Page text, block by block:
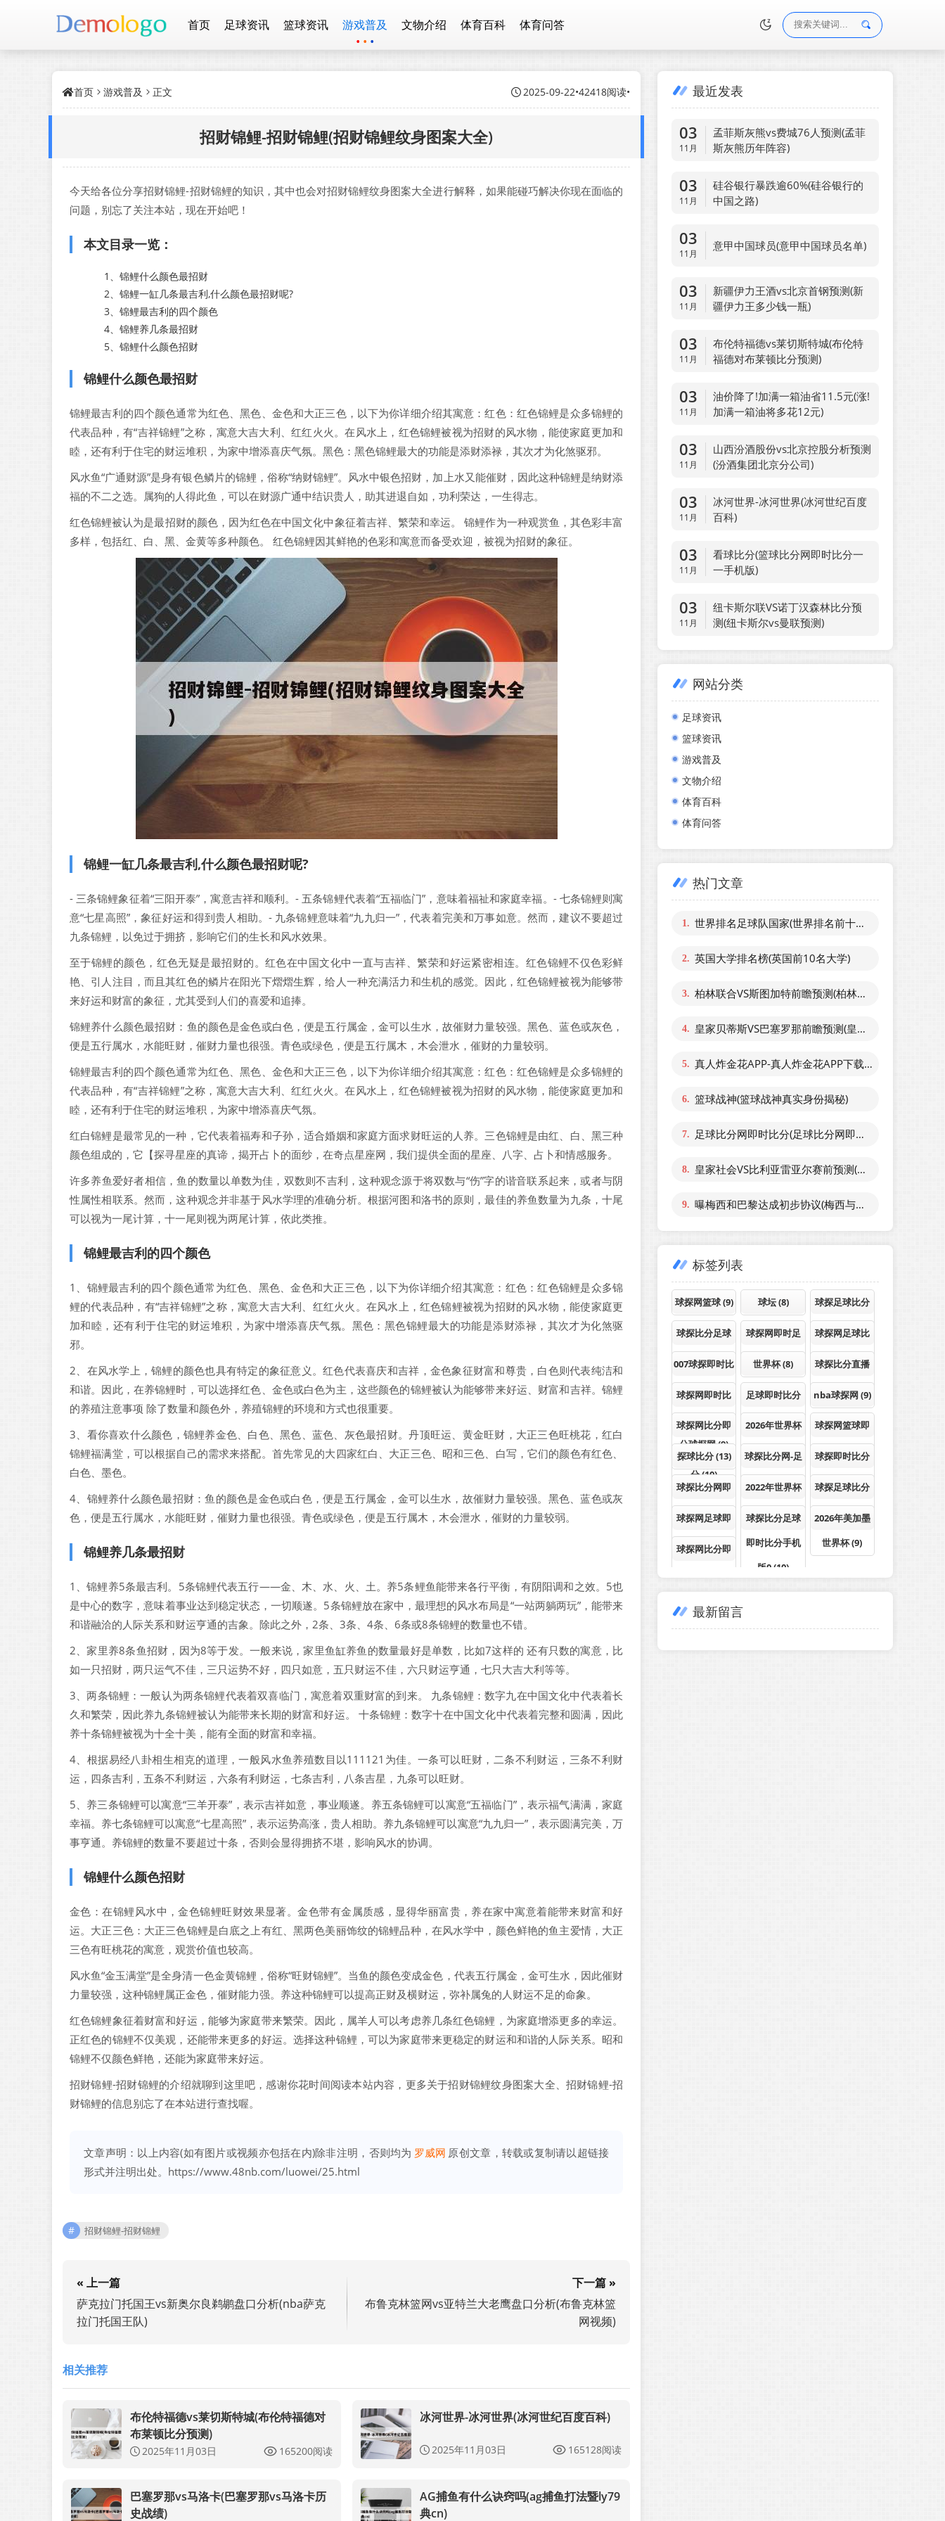
首页 足球资讯 篮球资讯 游戏普及 文物介绍 体育百科 体育问答
首页 游戏普及 正文 2025-09-22•42418阅读•
招财锦鲤-招财锦鲤(招财锦鲤纹身图案大全)
今天给各位分享招财锦鲤-招财锦鲤的知识，其中也会对招财锦鲤纹身图案大全进行解释，如果能碰巧解决你现在面临的
问题，别忘了关注本站，现在开始吧！
本文目录一览：
1、 锦鲤什么颜色最招财
2、 锦鲤一缸几条最吉利,什么颜色最招财呢?
3、 锦鲤最吉利的四个颜色
4、 锦鲤养几条最招财
5、 锦鲤什么颜色招财
锦鲤什么颜色最招财
锦鲤最吉利的四个颜色通常为红色、黑色、金色和大正三色，以下为你详细介绍其寓意：红色：红色锦鲤是众多锦鲤的
代表品种，有“吉祥锦鲤”之称，寓意大吉大利、红红火火。在风水上，红色锦鲤被视为招财的风水物，能使家庭更加和
睦，还有利于住宅的财运堆积，为家中增添喜庆气氛。黑色：黑色锦鲤最大的功能是添财添禄，其次才为化煞驱邪。
风水鱼“广通财源”是身有银色鳞片的锦鲤，俗称“纳财锦鲤”。风水中银色招财，加上水又能催财，因此这种锦鲤是纳财添
福的不二之选。属狗的人得此鱼，可以在财源广通中结识贵人，助其进退自如，功利荣达，一生得志。
红色锦鲤被认为是最招财的颜色，因为红色在中国文化中象征着吉祥、繁荣和幸运。 锦鲤作为一种观赏鱼，其色彩丰富
多样，包括红、白、黑、金黄等多种颜色。 红色锦鲤因其鲜艳的色彩和寓意而备受欢迎，被视为招财的象征。
锦鲤一缸几条最吉利,什么颜色最招财呢?
- 三条锦鲤象征着“三阳开泰”，寓意吉祥和顺利。- 五条锦鲤代表着“五福临门”，意味着福祉和家庭幸福。- 七条锦鲤则寓
意“七星高照”，象征好运和得到贵人相助。- 九条锦鲤意味着“九九归一”，代表着完美和万事如意。然而，建议不要超过
九条锦鲤，以免过于拥挤，影响它们的生长和风水效果。
至于锦鲤的颜色，红色无疑是最招财的。红色在中国文化中一直与吉祥、繁荣和好运紧密相连。红色锦鲤不仅色彩鲜
艳、引人注目，而且其红色的鳞片在阳光下熠熠生辉，给人一种充满活力和生机的感觉。因此，红色锦鲤被视为能够带
来好运和财富的象征，尤其受到人们的喜爱和追捧。
锦鲤养什么颜色最招财：鱼的颜色是金色或白色，便是五行属金，金可以生水，故催财力量较强。黑色、蓝色或灰色，
便是五行属水，水能旺财，催财力量也很强。青色或绿色，便是五行属木，木会泄水，催财的力量较弱。
锦鲤最吉利的四个颜色通常为红色、黑色、金色和大正三色，以下为你详细介绍其寓意：红色：红色锦鲤是众多锦鲤的
代表品种，有“吉祥锦鲤”之称，寓意大吉大利、红红火火。在风水上，红色锦鲤被视为招财的风水物，能使家庭更加和
睦，还有利于住宅的财运堆积，为家中增添喜庆气氛。
红白锦鲤是最常见的一种，它代表着福寿和子孙，适合婚姻和家庭方面求财旺运的人养。三色锦鲤是由红、白、黑三种
颜色组成的，它【探寻星座的真谛，揭开占卜的面纱，在奇点星座网，我们提供全面的星座、八字、占卜和情感服务。
许多养鱼爱好者相信，鱼的数量以单数为佳，双数则不吉利，这种观念源于将双数与“伤”字的谐音联系起来，或者与阴
性属性相联系。然而，这种观念并非基于风水学理的准确分析。根据河图和洛书的原则，最佳的养鱼数量为九条，十尾
可以视为一尾计算，十一尾则视为两尾计算，依此类推。
锦鲤最吉利的四个颜色
1、锦鲤最吉利的四个颜色通常为红色、黑色、金色和大正三色，以下为你详细介绍其寓意：红色：红色锦鲤是众多锦
鲤的代表品种，有“吉祥锦鲤”之称，寓意大吉大利、红红火火。在风水上，红色锦鲤被视为招财的风水物，能使家庭更
加和睦，还有利于住宅的财运堆积，为家中增添喜庆气氛。黑色：黑色锦鲤最大的功能是添财添禄，其次才为化煞驱
邪。
2、在风水学上，锦鲤的颜色也具有特定的象征意义。红色代表喜庆和吉祥，金色象征财富和尊贵，白色则代表纯洁和
和谐。因此，在养锦鲤时，可以选择红色、金色或白色为主，这些颜色的锦鲤被认为能够带来好运、财富和吉祥。锦鲤
的养殖注意事项 除了数量和颜色外，养殖锦鲤的环境和方式也很重要。
3、看你喜欢什么颜色，锦鲤养金色、白色、黑色、蓝色、灰色最招财。丹顶旺运、黄金旺财，大正三色旺桃花，红白
锦鲤福满堂，可以根据自己的需求来搭配。首先常见的大四家红白、大正三色、昭和三色、白写，它们的颜色有红色、
白色、墨色。
4、锦鲤养什么颜色最招财：鱼的颜色是金色或白色，便是五行属金，金可以生水，故催财力量较强。黑色、蓝色或灰
色，便是五行属水，水能旺财，催财力量也很强。青色或绿色，便是五行属木，木会泄水，催财的力量较弱。
锦鲤养几条最招财
1、锦鲤养5条最吉利。5条锦鲤代表五行——金、木、水、火、土。养5条鲤鱼能带来各行平衡，有阴阳调和之效。5也
是中心的数字，意味着事业达到稳定状态，一切顺遂。5条锦鲤放在家中，最理想的风水布局是“一站两躺两玩”，能带来
和谐融洽的人际关系和财运亨通的吉象。除此之外，2条、3条、4条、6条或8条锦鲤的数量也不错。
2、家里养8条鱼招财，因为8等于发。一般来说，家里鱼缸养鱼的数量最好是单数，比如7这样的 还有只数的寓意，比
如一只招财，两只运气不佳，三只运势不好，四只如意，五只财运不佳，六只财运亨通，七只大吉大利等等。
3、两条锦鲤：一般认为两条锦鲤代表着双喜临门，寓意着双重财富的到来。 九条锦鲤：数字九在中国文化中代表着长
久和繁荣，因此养九条锦鲤被认为能带来长期的财富和好运。 十条锦鲤：数字十在中国文化中代表着完整和圆满，因此
养十条锦鲤被视为十全十美，能有全面的财富和幸福。
4、根据易经八卦相生相克的道理，一般风水鱼养殖数目以111121为佳。一条可以旺财，二条不利财运，三条不利财
运，四条吉利，五条不利财运，六条有利财运，七条吉利，八条吉星，九条可以旺财。
5、养三条锦鲤可以寓意“三羊开泰”，表示吉祥如意，事业顺遂。养五条锦鲤可以寓意“五福临门”，表示福气满满，家庭
幸福。养七条锦鲤可以寓意“七星高照”，表示运势高涨，贵人相助。养九条锦鲤可以寓意“九九归一”，表示圆满完美，万
事亨通。养锦鲤的数量不要超过十条，否则会显得拥挤不堪，影响风水的协调。
锦鲤什么颜色招财
金色：在锦鲤风水中，金色锦鲤旺财效果显著。金色带有金属质感，显得华丽富贵，养在家中寓意着能带来财富和好
运。大正三色：大正三色锦鲤是白底之上有红、黑两色美丽饰纹的锦鲤品种，在风水学中，颜色鲜艳的鱼主爱情，大正
三色有旺桃花的寓意，观赏价值也较高。
风水鱼“金玉满堂”是全身清一色金黄锦鲤，俗称“旺财锦鲤”。当鱼的颜色变成金色，代表五行属金，金可生水，因此催财
力量较强，这种锦鲤属正金色，催财能力强。养这种锦鲤可以提高正财及横财运，弥补属兔的人财运不足的命象。
红色锦鲤象征着财富和好运，能够为家庭带来繁荣。因此，属羊人可以考虑养几条红色锦鲤，为家庭增添更多的幸运。
正红色的锦鲤不仅美观，还能带来更多的好运。选择这种锦鲤，可以为家庭带来更稳定的财运和和谐的人际关系。昭和
锦鲤不仅颜色鲜艳，还能为家庭带来好运。
招财锦鲤-招财锦鲤的介绍就聊到这里吧，感谢你花时间阅读本站内容，更多关于招财锦鲤纹身图案大全、招财锦鲤-招
财锦鲤的信息别忘了在本站进行查找喔。
文章声明：以上内容(如有图片或视频亦包括在内)除非注明，否则均为 罗威网 原创文章，转载或复制请以超链接
形式并注明出处。 https://www.48nb.com/luowei/25.html
招财锦鲤-招财锦鲤
« 上一篇
萨克拉门托国王vs新奥尔良鹈鹕盘口分析(nba萨克
拉门托国王队)
下一篇 »
布鲁克林篮网vs亚特兰大老鹰盘口分析(布鲁克林篮
网视频)
相关推荐
布伦特福德vs莱切斯特城(布伦特福德对
布莱顿比分预测)
2025年11月03日 165200阅读
冰河世界-冰河世界(冰河世纪百度百科)
2025年11月03日 165128阅读
巴塞罗那vs马洛卡(巴塞罗那vs马洛卡历
史战绩)
AG捕鱼有什么诀窍吗(ag捕鱼打法暨ly79
典cn)
最近发表
03
11月
孟菲斯灰熊vs费城76人预测(孟菲
斯灰熊历年阵容)
03
11月
硅谷银行暴跌逾60%(硅谷银行的
中国之路)
03
11月
意甲中国球员(意甲中国球员名单)
03
11月
新疆伊力王酒vs北京首钢预测(新
疆伊力王多少钱一瓶)
03
11月
布伦特福德vs莱切斯特城(布伦特
福德对布莱顿比分预测)
03
11月
油价降了!加满一箱油省11.5元(涨!
加满一箱油将多花12元)
03
11月
山西汾酒股份vs北京控股分析预测
(汾酒集团北京分公司)
03
11月
冰河世界-冰河世界(冰河世纪百度
百科)
03
11月
看球比分(篮球比分网即时比分一
一手机版)
03
11月
纽卡斯尔联VS诺丁汉森林比分预
测(纽卡斯尔vs曼联预测)
网站分类
足球资讯
篮球资讯
游戏普及
文物介绍
体育百科
体育问答
热门文章
1. 世界排名足球队国家(世界排名前十的足球国家队)
2. 英国大学排名榜(英国前10名大学)
3. 柏林联合VS斯图加特前瞻预测(柏林联合 vs 柏林赫塔)
4. 皇家贝蒂斯VS巴塞罗那前瞻预测(皇家贝蒂斯23巴塞
5. 真人炸金花APP-真人炸金花APP下载(真人炸金花免费)
6. 篮球战神(篮球战神真实身份揭秘)
7. 足球比分网即时比分(足球比分网即时比分一一捷报比
8. 皇家社会VS比利亚雷亚尔赛前预测(西甲皇家社会vs比
9. 曝梅西和巴黎达成初步协议(梅西与巴黎签约两年东方
标签列表
球探网篮球(9) 球坛(8)
球探足球比分
直播(10)
球探比分足球
(8)
球探网即时足
球比分(10)
球探网足球比
分-即时比分(9)
007球探即时比
分足球(8)
世界杯(8)
球探比分直播
(9)
球探网即时比
分足球即时比
分球探网(9)
足球即时比分
球探体育(8)
nba球探网(9)
球探网比分即
时比分足球比
分(10)
2026年世界杯
(9)
球探网篮球即
时比分(8)
探球比分(13)
球探比分网-足
球即时比(8)
球探即时比分
(10)
球探比分网即
时比分(11)
2022年世界杯
(8)
球探足球比分
即时比分(8)
球探网足球即
时比分手机 (9)
球探比分足球
即时比分手机
版0(10)
2026年美加墨
世界杯(9)
球探网比分即
最新留言